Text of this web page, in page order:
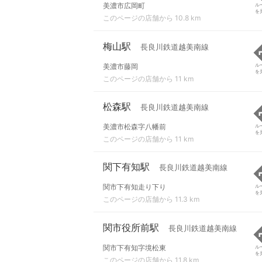
美濃市広岡町
このページの店舗から 10.8 km
ル
を
梅山駅 長良川鉄道越美南線
美濃市藤岡
このページの店舗から 11 km
ル
を
松森駅 長良川鉄道越美南線
美濃市松森字八幡前
このページの店舗から 11 km
ル
を
関下有知駅 長良川鉄道越美南線
関市下有知走り下り
このページの店舗から 11.3 km
ル
を
関市役所前駅 長良川鉄道越美南線
関市下有知字境松東
このページの店舗から 11.8 km
ル
を